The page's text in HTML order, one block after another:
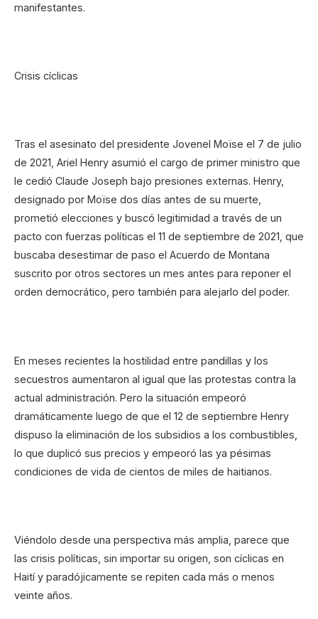
manifestantes.
Crisis cíclicas
Tras el asesinato del presidente Jovenel Moïse el 7 de julio
de 2021, Ariel Henry asumió el cargo de primer ministro que
le cedió Claude Joseph bajo presiones externas. Henry,
designado por Moïse dos días antes de su muerte,
prometió elecciones y buscó legitimidad a través de un
pacto con fuerzas políticas el 11 de septiembre de 2021, que
buscaba desestimar de paso el Acuerdo de Montana
suscrito por otros sectores un mes antes para reponer el
orden democrático, pero también para alejarlo del poder.
En meses recientes la hostilidad entre pandillas y los
secuestros aumentaron al igual que las protestas contra la
actual administración. Pero la situación empeoró
dramáticamente luego de que el 12 de septiembre Henry
dispuso la eliminación de los subsidios a los combustibles,
lo que duplicó sus precios y empeoró las ya pésimas
condiciones de vida de cientos de miles de haitianos.
Viéndolo desde una perspectiva más amplia, parece que
las crisis políticas, sin importar su origen, son cíclicas en
Haití y paradójicamente se repiten cada más o menos
veinte años.